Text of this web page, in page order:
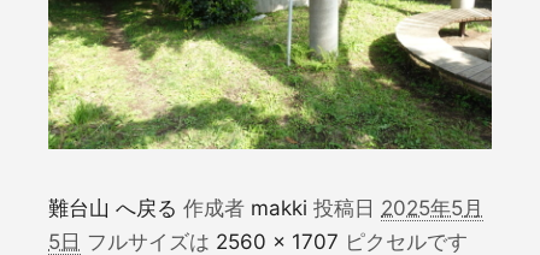
難台山 へ戻る 作成者 makki 投稿日 2025年5月
5日 フルサイズは 2560 × 1707 ピクセルです